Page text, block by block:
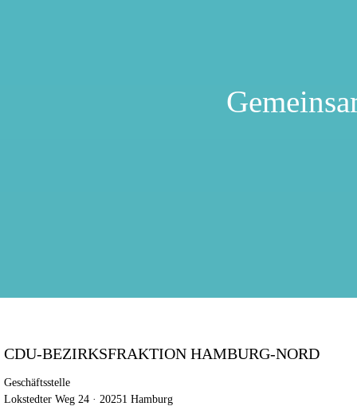
CDU-BEZIRKSFRAKTION HAMBURG-NORD
Geschäftsstelle
Lokstedter Weg 24 · 20251 Hamburg